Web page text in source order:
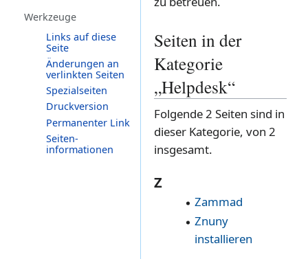
Seiten in der
Kategorie
„Helpdesk“
Folgende 2 Seiten sind in
dieser Kategorie, von 2
insgesamt.
Z
Zammad
Znuny
installieren
Werkzeuge
Links auf diese
Seite
Änderungen an
verlinkten Seiten
Spezialseiten
Druckversion
Permanenter Link
Seiten­­
informationen